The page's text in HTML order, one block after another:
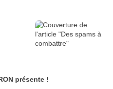
? CARTERON présente !